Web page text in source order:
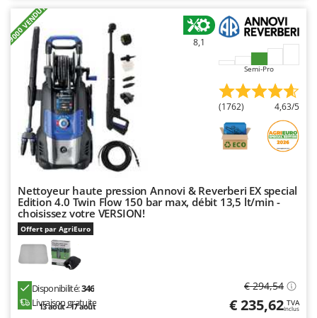
Ripartrak
Ritter
River Systems
Robomow
Rossofuoco
Rover Pompe
Royal Food
Ryobi
S
S.T.P.
Santos
Sbaraglia
Seven Italy
+9000 VENDUTI 8,1
Semi-Pro
(1762) 4,63/5
Nettoyeur haute pression Annovi & Reverberi EX special
Edition 4.0 Twin Flow 150 bar max, débit 13,5 lt/min -
choisissez votre VERSION!
Offert par AgriEuro
Disponibilité:346
Livraison gratuite
13 août - 17 août
€ 294,54
€ 235,62 TVA
Inclus